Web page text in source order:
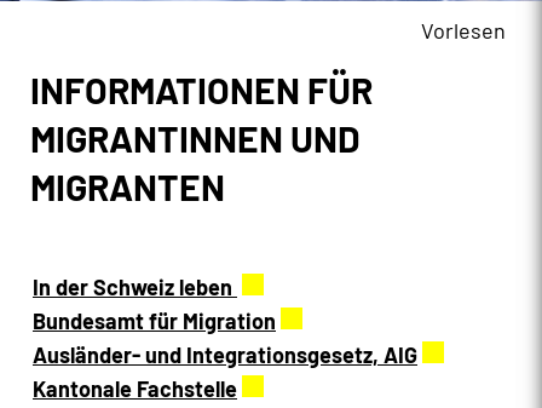
Vorlesen
Inhalt
INFORMATIONEN FÜR
MIGRANTINNEN UND
MIGRANTEN
In der Schweiz leben
Bundesamt für Migration
Ausländer- und Integrationsgesetz, AIG
Kantonale Fachstelle
Zugehörige Objekte